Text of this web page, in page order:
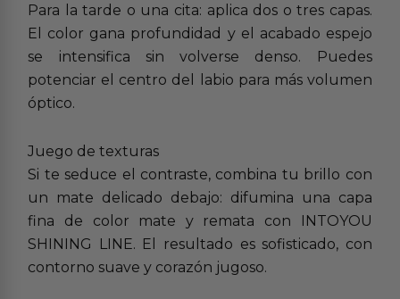
Para la tarde o una cita: aplica dos o tres capas.
El color gana profundidad y el acabado espejo
se intensifica sin volverse denso. Puedes
potenciar el centro del labio para más volumen
óptico.
Juego de texturas
Si te seduce el contraste, combina tu brillo con
un mate delicado debajo: difumina una capa
fina de color mate y remata con INTOYOU
SHINING LINE. El resultado es sofisticado, con
contorno suave y corazón jugoso.